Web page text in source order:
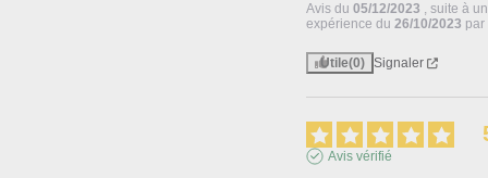
Avis du05/12/2023 , suite à
expérience du26/10/2023 par
Utile(0) Signaler
Avis vérifié